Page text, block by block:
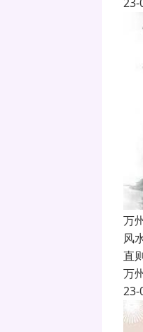
万
风
直
万
23-